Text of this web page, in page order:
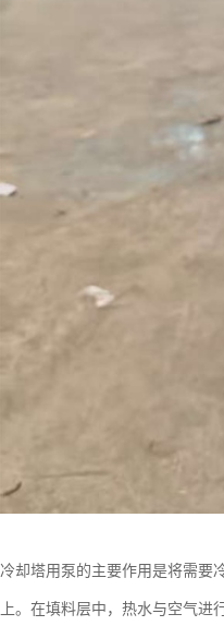
冷却塔用泵的主要作用是将需要
上。在填料层中，热水与空气